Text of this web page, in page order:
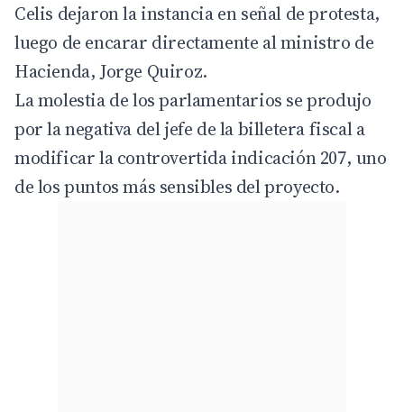
Celis dejaron la instancia en señal de protesta,
luego de encarar directamente al ministro de
Hacienda, Jorge Quiroz.
La molestia de los parlamentarios se produjo
por la negativa del jefe de la billetera fiscal a
modificar la controvertida indicación 207, uno
de los puntos más sensibles del proyecto.